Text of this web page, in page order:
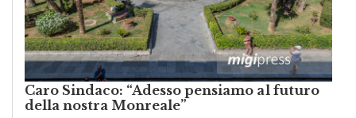
Caro Sindaco: “Adesso pensiamo al futuro
della nostra Monreale”